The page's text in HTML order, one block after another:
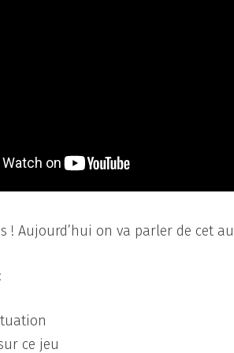
! Aujourd’hui on va parler de cet
ce jeu